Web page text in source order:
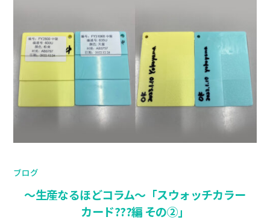
ブログ
〜生産なるほどコラム〜「スウォッチカラー
カード???編 その②」